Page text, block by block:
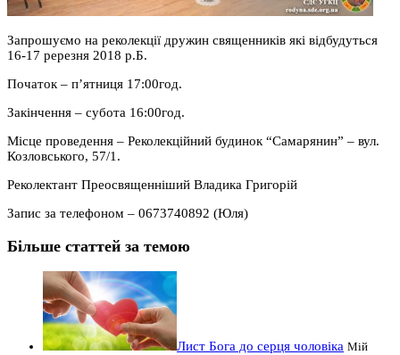
Запрошуємо на реколекції дружин священників які відбудуться
16-17 ререзня 2018 р.Б.
Початок – п’ятниця 17:00год.
Закінчення – субота 16:00год.
Місце проведення – Реколекційний будинок “Самарянин” – вул.
Козловського, 57/1.
Реколектант Преосвященніший Владика Григорій
Запис за телефоном – 0673740892 (Юля)
Більше статтей за темою
Лист Бога до серця чоловіка Мій